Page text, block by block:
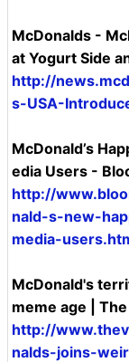
McDonalds -
at Yogurt Side
http://
s-USA-
McDonald’s
edia Users -
http://
nald-s-new-
media-
McDonald's
meme age |
http://
nalds-joins-